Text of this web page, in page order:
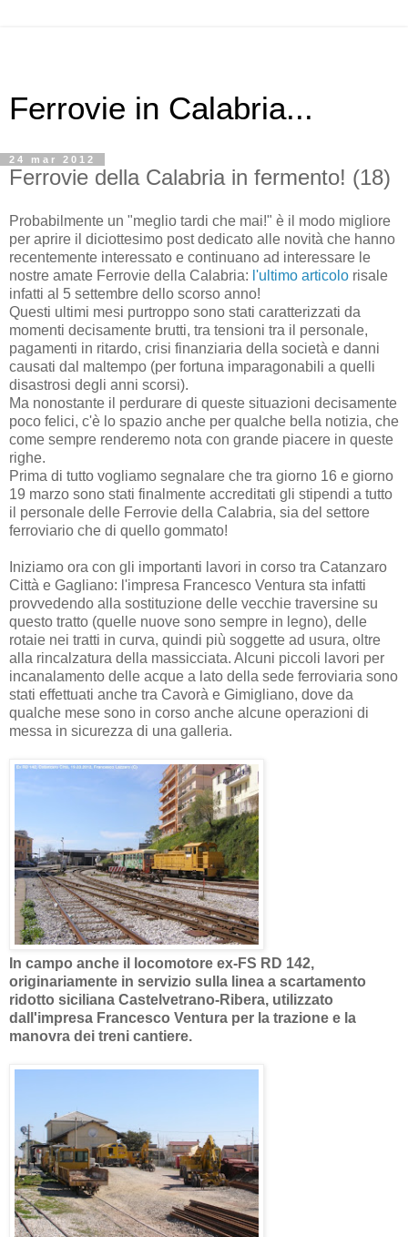
Ferrovie in Calabria...
24 mar 2012
Ferrovie della Calabria in fermento! (18)
Probabilmente un "meglio tardi che mai!" è il modo migliore
per aprire il diciottesimo post dedicato alle novità che hanno
recentemente interessato e continuano ad interessare le
nostre amate Ferrovie della Calabria: l'ultimo articolo risale
infatti al 5 settembre dello scorso anno!
Questi ultimi mesi purtroppo sono stati caratterizzati da
momenti decisamente brutti, tra tensioni tra il personale,
pagamenti in ritardo, crisi finanziaria della società e danni
causati dal maltempo (per fortuna imparagonabili a quelli
disastrosi degli anni scorsi).
Ma nonostante il perdurare di queste situazioni decisamente
poco felici, c'è lo spazio anche per qualche bella notizia, che
come sempre renderemo nota con grande piacere in queste
righe.
Prima di tutto vogliamo segnalare che tra giorno 16 e giorno
19 marzo sono stati finalmente accreditati gli stipendi a tutto
il personale delle Ferrovie della Calabria, sia del settore
ferroviario che di quello gommato!
Iniziamo ora con gli importanti lavori in corso tra Catanzaro
Città e Gagliano: l'impresa Francesco Ventura sta infatti
provvedendo alla sostituzione delle vecchie traversine su
questo tratto (quelle nuove sono sempre in legno), delle
rotaie nei tratti in curva, quindi più soggette ad usura, oltre
alla rincalzatura della massicciata. Alcuni piccoli lavori per
incanalamento delle acque a lato della sede ferroviaria sono
stati effettuati anche tra Cavorà e Gimigliano, dove da
qualche mese sono in corso anche alcune operazioni di
messa in sicurezza di una galleria.
In campo anche il locomotore ex-FS RD 142,
originariamente in servizio sulla linea a scartamento
ridotto siciliana Castelvetrano-Ribera, utilizzato
dall'impresa Francesco Ventura per la trazione e la
manovra dei treni cantiere.